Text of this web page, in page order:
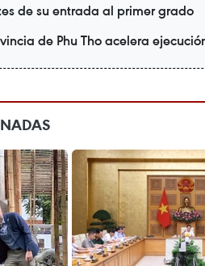
de su entrada al primer grado
de Phu Tho acelera